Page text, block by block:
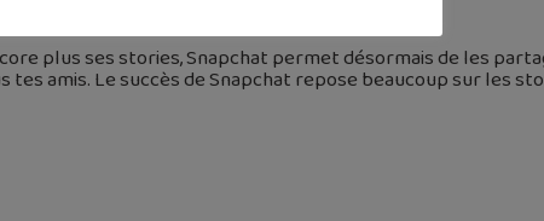
plus ses stories, Snapchat permet désormais de les
tes amis. Le succès de Snapchat repose beaucoup sur les